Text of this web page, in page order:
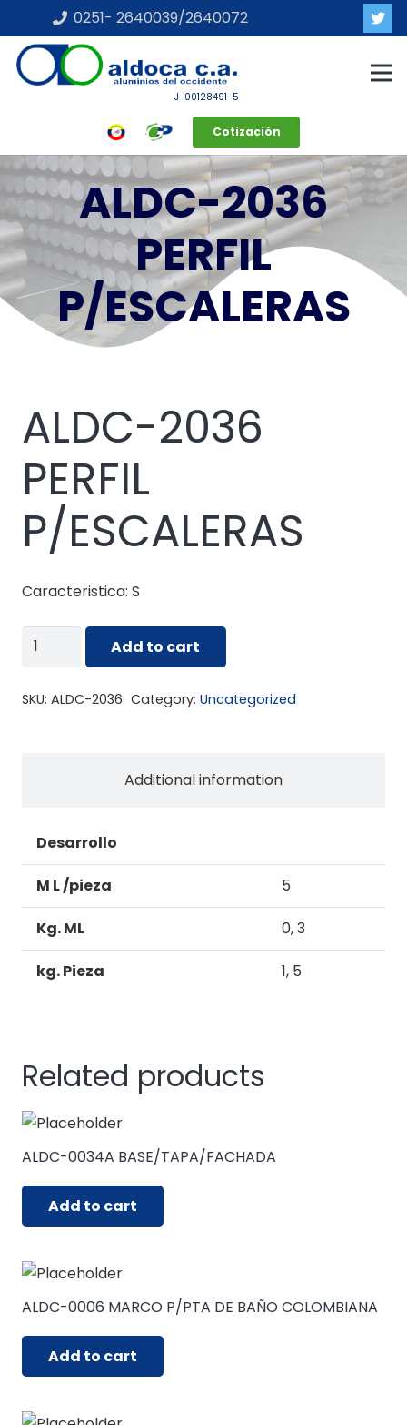
0251- 2640039/2640072
J-00128491-5
Cotización
ALDC-2036
PERFIL
P/ESCALERAS
ALDC-2036
PERFIL
P/ESCALERAS
Caracteristica: S
ALDC-
Add to cart
SKU: ALDC-2036 Category: Uncategorized
Additional information
Desarrollo
M L /pieza 5
Kg. ML 0, 3
kg. Pieza 1, 5
Related products
ALDC-0034A BASE/TAPA/FACHADA
Add to cart
ALDC-0006 MARCO P/PTA DE BAÑO COLOMBIANA
Add to cart